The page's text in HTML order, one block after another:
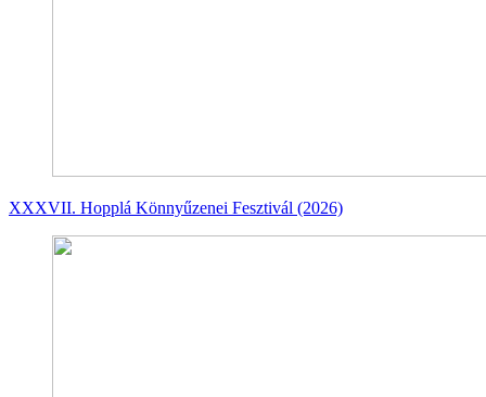
XXXVII. Hopplá Könnyűzenei Fesztivál (2026)